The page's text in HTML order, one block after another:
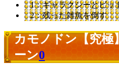
1：ギャラクシーとビッ
2：残った雑魚を倒す
カモノドン【究極
ーン0